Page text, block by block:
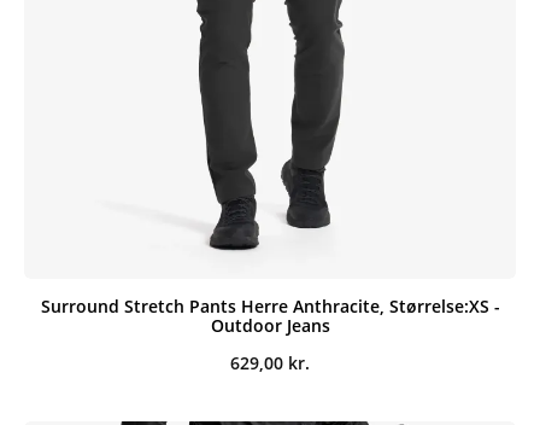
Surround Stretch Pants Herre Anthracite, Størrelse:XS -
Outdoor Jeans
629,00 kr.